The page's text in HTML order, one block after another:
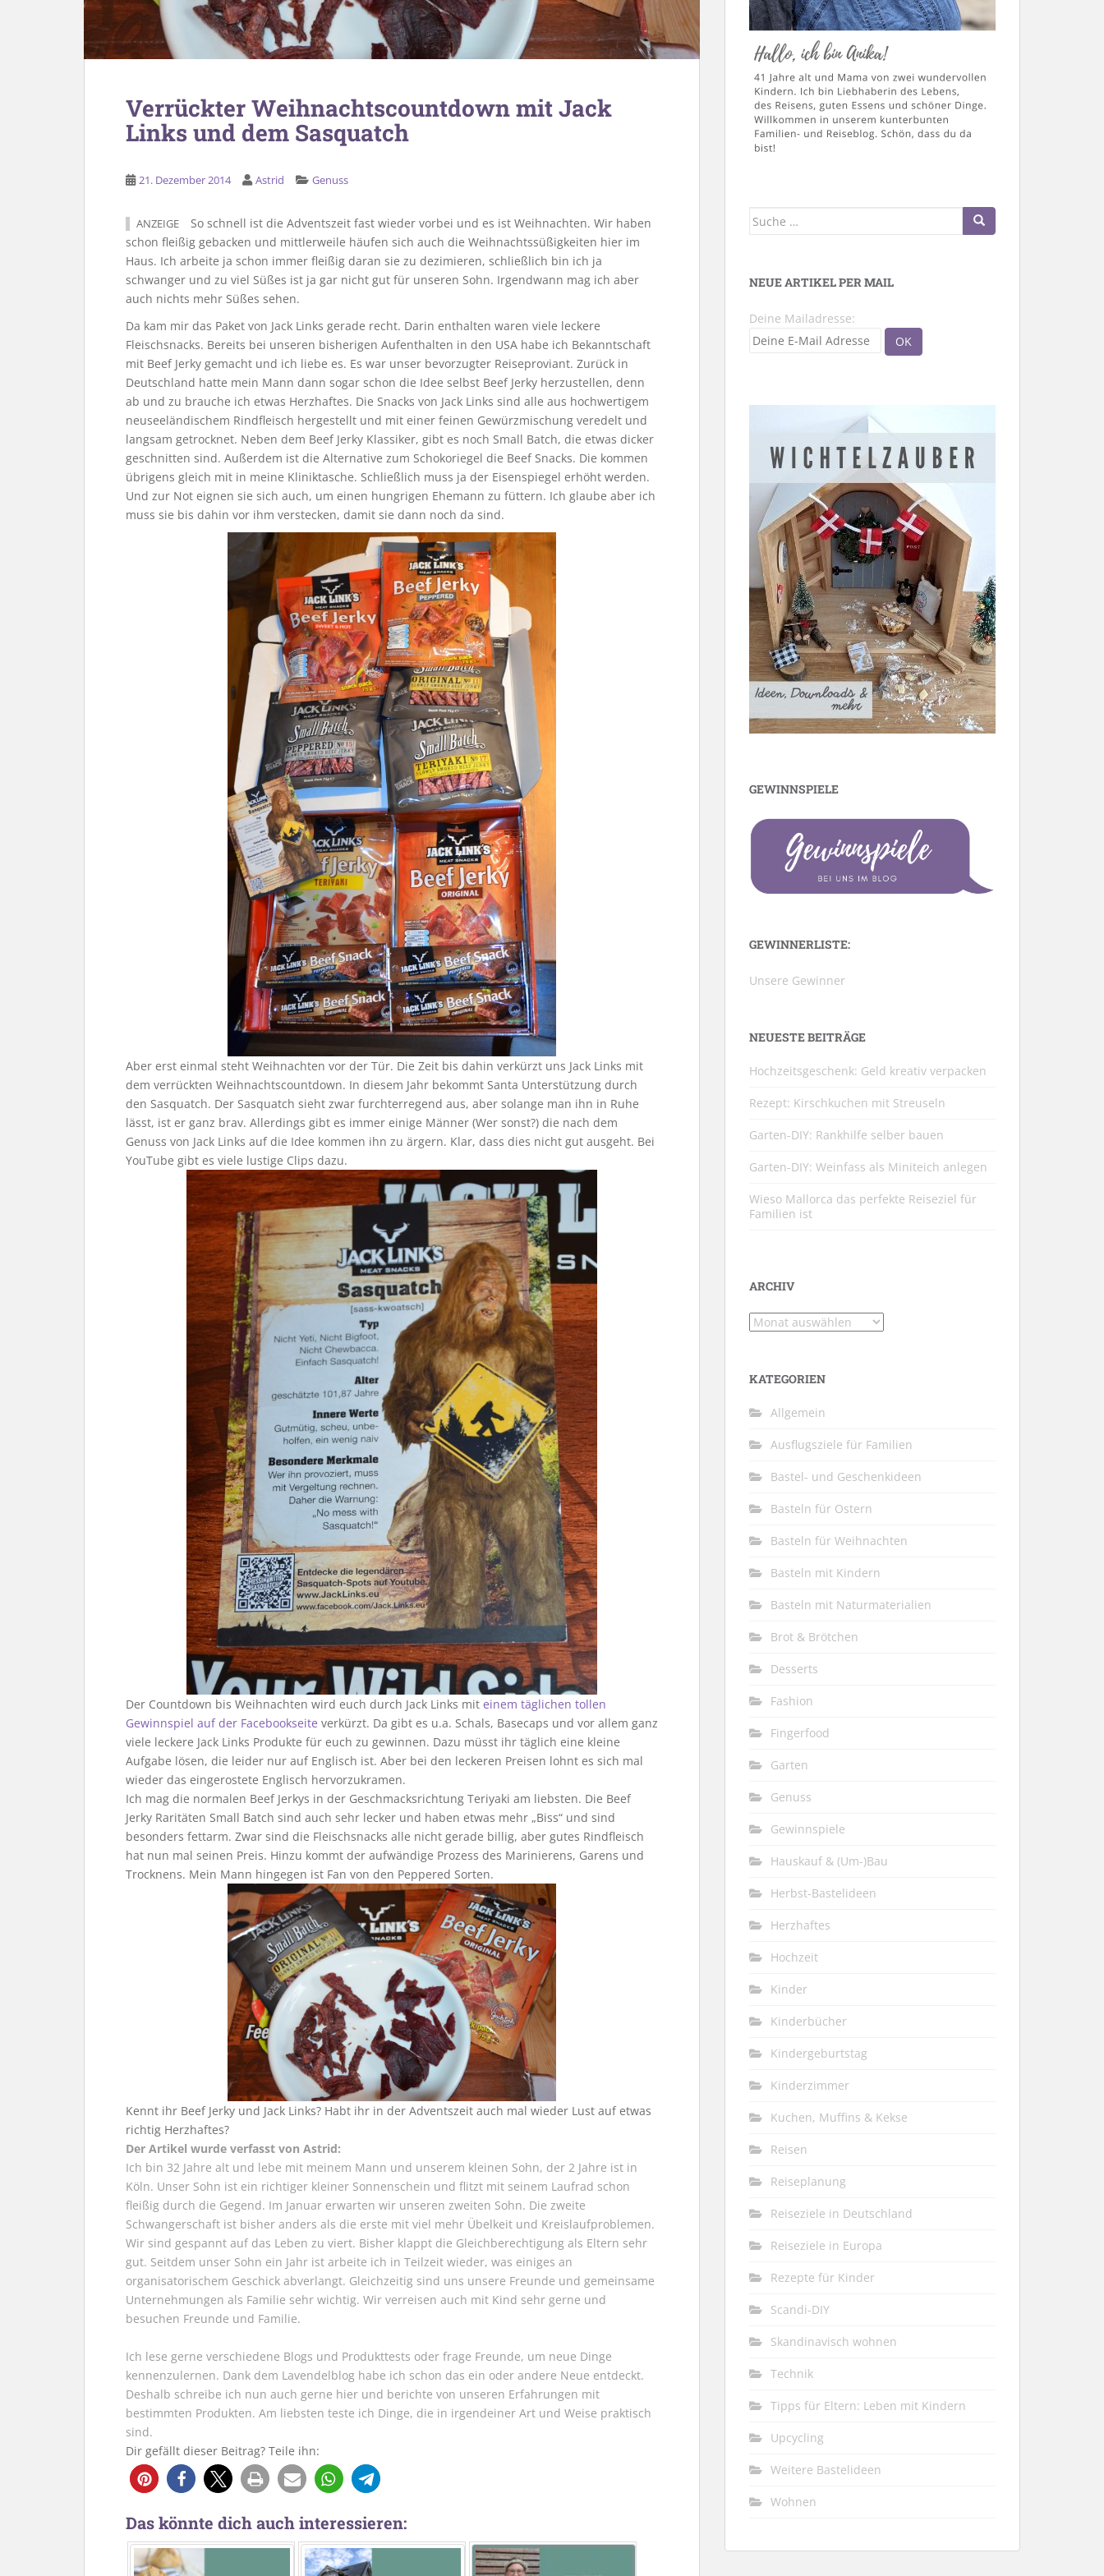
Verrückter Weihnachtscountdown mit Jack
Links und dem Sasquatch
21. Dezember 2014 Astrid Genuss
ANZEIGE
So schnell ist die Adventszeit fast wieder vorbei und es ist Weihnachten. Wir haben
schon fleißig gebacken und mittlerweile häufen sich auch die Weihnachtssüßigkeiten hier im
Haus. Ich arbeite ja schon immer fleißig daran sie zu dezimieren, schließlich bin ich ja
schwanger und zu viel Süßes ist ja gar nicht gut für unseren Sohn. Irgendwann mag ich aber
auch nichts mehr Süßes sehen.
Da kam mir das Paket von Jack Links gerade recht. Darin enthalten waren viele leckere
Fleischsnacks. Bereits bei unseren bisherigen Aufenthalten in den USA habe ich Bekanntschaft
mit Beef Jerky gemacht und ich liebe es. Es war unser bevorzugter Reiseproviant. Zurück in
Deutschland hatte mein Mann dann sogar schon die Idee selbst Beef Jerky herzustellen, denn
ab und zu brauche ich etwas Herzhaftes. Die Snacks von Jack Links sind alle aus hochwertigem
neuseeländischem Rindfleisch hergestellt und mit einer feinen Gewürzmischung veredelt und
langsam getrocknet. Neben dem Beef Jerky Klassiker, gibt es noch Small Batch, die etwas dicker
geschnitten sind. Außerdem ist die Alternative zum Schokoriegel die Beef Snacks. Die kommen
übrigens gleich mit in meine Kliniktasche. Schließlich muss ja der Eisenspiegel erhöht werden.
Und zur Not eignen sie sich auch, um einen hungrigen Ehemann zu füttern. Ich glaube aber ich
muss sie bis dahin vor ihm verstecken, damit sie dann noch da sind.
Aber erst einmal steht Weihnachten vor der Tür. Die Zeit bis dahin verkürzt uns Jack Links mit
dem verrückten Weihnachtscountdown. In diesem Jahr bekommt Santa Unterstützung durch
den Sasquatch. Der Sasquatch sieht zwar furchterregend aus, aber solange man ihn in Ruhe
lässt, ist er ganz brav. Allerdings gibt es immer einige Männer (Wer sonst?) die nach dem
Genuss von Jack Links auf die Idee kommen ihn zu ärgern. Klar, dass dies nicht gut ausgeht. Bei
YouTube gibt es viele lustige Clips dazu.
Der Countdown bis Weihnachten wird euch durch Jack Links mit einem täglichen tollen
Gewinnspiel auf der Facebookseite verkürzt. Da gibt es u.a. Schals, Basecaps und vor allem ganz
viele leckere Jack Links Produkte für euch zu gewinnen. Dazu müsst ihr täglich eine kleine
Aufgabe lösen, die leider nur auf Englisch ist. Aber bei den leckeren Preisen lohnt es sich mal
wieder das eingerostete Englisch hervorzukramen.
Ich mag die normalen Beef Jerkys in der Geschmacksrichtung Teriyaki am liebsten. Die Beef
Jerky Raritäten Small Batch sind auch sehr lecker und haben etwas mehr „Biss“ und sind
besonders fettarm. Zwar sind die Fleischsnacks alle nicht gerade billig, aber gutes Rindfleisch
hat nun mal seinen Preis. Hinzu kommt der aufwändige Prozess des Marinierens, Garens und
Trocknens. Mein Mann hingegen ist Fan von den Peppered Sorten.
Kennt ihr Beef Jerky und Jack Links? Habt ihr in der Adventszeit auch mal wieder Lust auf etwas
richtig Herzhaftes?
Der Artikel wurde verfasst von Astrid:
Ich bin 32 Jahre alt und lebe mit meinem Mann und unserem kleinen Sohn, der 2 Jahre ist in
Köln. Unser Sohn ist ein richtiger kleiner Sonnenschein und flitzt mit seinem Laufrad schon
fleißig durch die Gegend. Im Januar erwarten wir unseren zweiten Sohn. Die zweite
Schwangerschaft ist bisher anders als die erste mit viel mehr Übelkeit und Kreislaufproblemen.
Wir sind gespannt auf das Leben zu viert. Bisher klappt die Gleichberechtigung als Eltern sehr
gut. Seitdem unser Sohn ein Jahr ist arbeite ich in Teilzeit wieder, was einiges an
organisatorischem Geschick abverlangt. Gleichzeitig sind uns unsere Freunde und gemeinsame
Unternehmungen als Familie sehr wichtig. Wir verreisen auch mit Kind sehr gerne und
besuchen Freunde und Familie.
Ich lese gerne verschiedene Blogs und Produkttests oder frage Freunde, um neue Dinge
kennenzulernen. Dank dem Lavendelblog habe ich schon das ein oder andere Neue entdeckt.
Deshalb schreibe ich nun auch gerne hier und berichte von unseren Erfahrungen mit
bestimmten Produkten. Am liebsten teste ich Dinge, die in irgendeiner Art und Weise praktisch
sind.
Dir gefällt dieser Beitrag? Teile ihn:
Das könnte dich auch interessieren:
Suche
NEUE ARTIKEL PER MAIL
Deine Mailadresse:
GEWINNSPIELE
GEWINNERLISTE:
Unsere Gewinner
NEUESTE BEITRÄGE
Hochzeitsgeschenk: Geld kreativ verpacken
Rezept: Kirschkuchen mit Streuseln
Garten-DIY: Rankhilfe selber bauen
Garten-DIY: Weinfass als Miniteich anlegen
Wieso Mallorca das perfekte Reiseziel für
Familien ist
ARCHIV
Archiv
KATEGORIEN
Allgemein
Ausflugsziele für Familien
Bastel- und Geschenkideen
Basteln für Ostern
Basteln für Weihnachten
Basteln mit Kindern
Basteln mit Naturmaterialien
Brot & Brötchen
Desserts
Fashion
Fingerfood
Garten
Genuss
Gewinnspiele
Hauskauf & (Um-)Bau
Herbst-Bastelideen
Herzhaftes
Hochzeit
Kinder
Kinderbücher
Kindergeburtstag
Kinderzimmer
Kuchen, Muffins & Kekse
Reisen
Reiseplanung
Reiseziele in Deutschland
Reiseziele in Europa
Rezepte für Kinder
Scandi-DIY
Skandinavisch wohnen
Technik
Tipps für Eltern: Leben mit Kindern
Upcycling
Weitere Bastelideen
Wohnen